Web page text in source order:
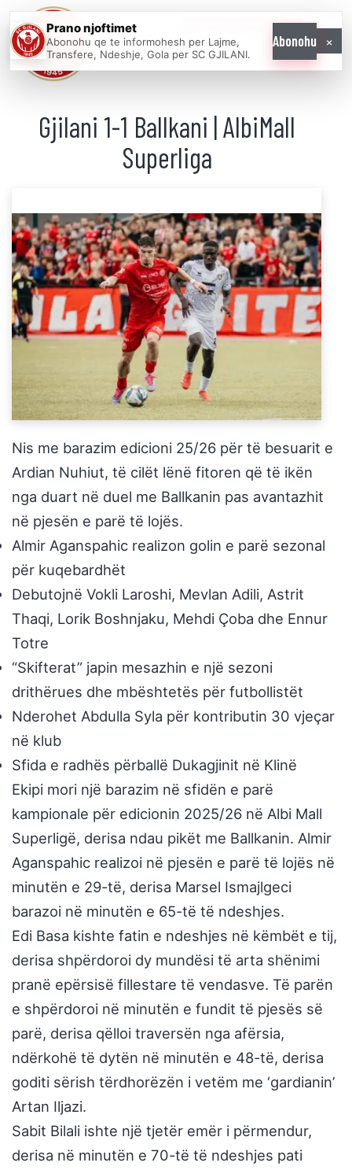
ONE
Gjilani 1-1 Ballkani | AlbiMall
Superliga
Nis me barazim edicioni 25/26 për të besuarit e
Ardian Nuhiut, të cilët lënë fitoren që të ikën
nga duart në duel me Ballkanin pas avantazhit
në pjesën e parë të lojës.
Almir Aganspahic realizon golin e parë sezonal
për kuqebardhët
Debutojnë Vokli Laroshi, Mevlan Adili, Astrit
Thaqi, Lorik Boshnjaku, Mehdi Çoba dhe Ennur
Totre
“Skifterat” japin mesazhin e një sezoni
drithërues dhe mbështetës për futbollistët
Nderohet Abdulla Syla për kontributin 30 vjeçar
në klub
Sfida e radhës përballë Dukagjinit në Klinë
Ekipi mori një barazim në sfidën e parë
kampionale për edicionin 2025/26 në Albi Mall
Superligë, derisa ndau pikët me Ballkanin. Almir
Aganspahic realizoi në pjesën e parë të lojës në
minutën e 29-të, derisa Marsel Ismajlgeci
barazoi në minutën e 65-të të ndeshjes.
Edi Basa kishte fatin e ndeshjes në këmbët e tij,
derisa shpërdoroi dy mundësi të arta shënimi
pranë epërsisë fillestare të vendasve. Të parën
e shpërdoroi në minutën e fundit të pjesës së
parë, derisa qëlloi traversën nga afërsia,
ndërkohë të dytën në minutën e 48-të, derisa
goditi sërish tërdhorëzën i vetëm me ‘gardianin’
Artan Iljazi.
Sabit Bilali ishte një tjetër emër i përmendur,
derisa në minutën e 70-të të ndeshjes pati
Prano njoftimet
Abonohu qe te informohesh per Lajme,
Transfere, Ndeshje, Gola per SC GJILANI.
Abonohu ×